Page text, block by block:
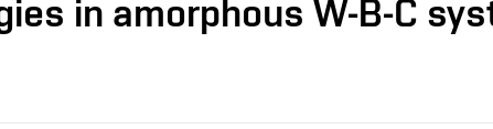
in amorphous W-B-C